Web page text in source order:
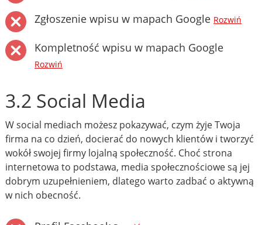
Zgłoszenie wpisu w mapach Google Rozwiń
Kompletność wpisu w mapach Google
Rozwiń
3.2 Social Media
W social mediach możesz pokazywać, czym żyje Twoja
firma na co dzień, docierać do nowych klientów i tworzyć
wokół swojej firmy lojalną społeczność. Choć strona
internetowa to podstawa, media społecznościowe są jej
dobrym uzupełnieniem, dlatego warto zadbać o aktywną
w nich obecność.